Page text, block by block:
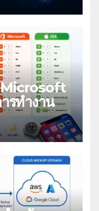
รทำงาน